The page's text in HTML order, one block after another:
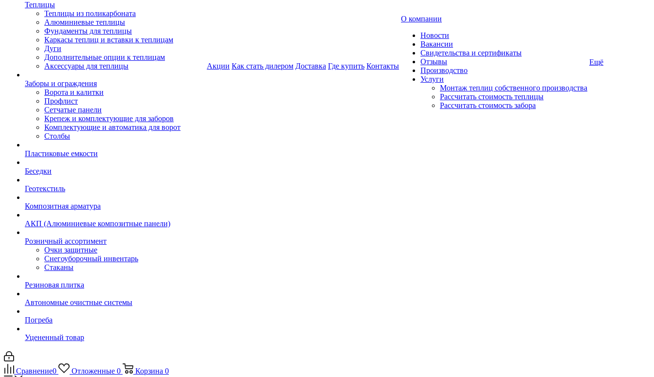
Теплицы
Теплицы из поликарбоната
Алюминиевые теплицы
Фундаменты для теплицы
Каркасы теплиц и вставки к теплицам
Дуги
Дополнительные опции к теплицам
Аксессуары для теплицы
Заборы и ограждения
Ворота и калитки
Профлист
Сетчатые панели
Крепеж и комплектующие для заборов
Комплектующие и автоматика для ворот
Столбы
Пластиковые емкости
Беседки
Геотекстиль
Композитная арматура
АКП (Алюминиевые композитные панели)
Розничный ассортимент
Очки защитные
Снегоуборочный инвентарь
Стаканы
Резиновая плитка
Автономные очистные системы
Погреба
Уцененный товар
Акции Как стать дилером Доставка Где купить Контакты
О компании
Новости
Вакансии
Свидетельства и сертификаты
Отзывы
Производство
Услуги
Монтаж теплиц собственного производства
Рассчитать стоимость теплицы
Рассчитать стоимость забора
Ещё
Сравнение0 Отложенные 0 Корзина 0